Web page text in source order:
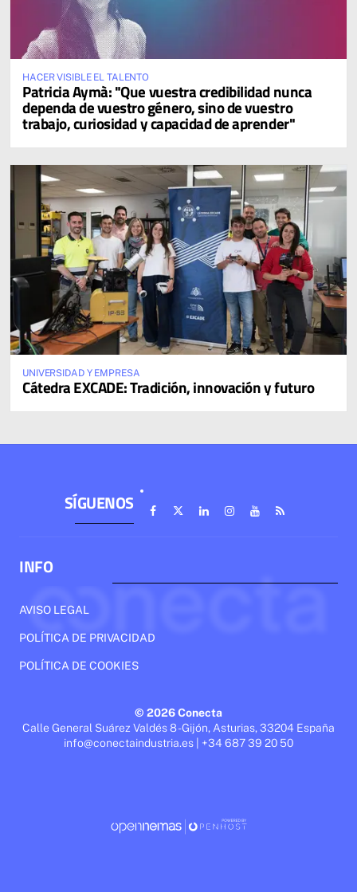
HACER VISIBLE EL TALENTO
Patricia Aymà: "Que vuestra credibilidad nunca
dependa de vuestro género, sino de vuestro
trabajo, curiosidad y capacidad de aprender"
UNIVERSIDAD Y EMPRESA
Cátedra EXCADE: Tradición, innovación y futuro
SÍGUENOS
INFO
AVISO LEGAL
POLÍTICA DE PRIVACIDAD
POLÍTICA DE COOKIES
© 2026 Conecta
Calle General Suárez Valdés 8 - Gijón, Asturias, 33204 España
info@conectaindustria.es | +34 687 39 20 50